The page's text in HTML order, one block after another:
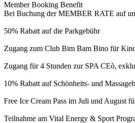
Member Booking Benefit
Bei Buchung der MEMBER RATE auf
50% Rabatt auf die Parkgebühr
Zugang zum Club Bim Bam Bino für
Zugang für 4 Stunden zur SPA CEò,
10% Rabatt auf Schönheits- und
Free Ice Cream Pass im Juli und August
Teilnahme am Vital Energy & Sport